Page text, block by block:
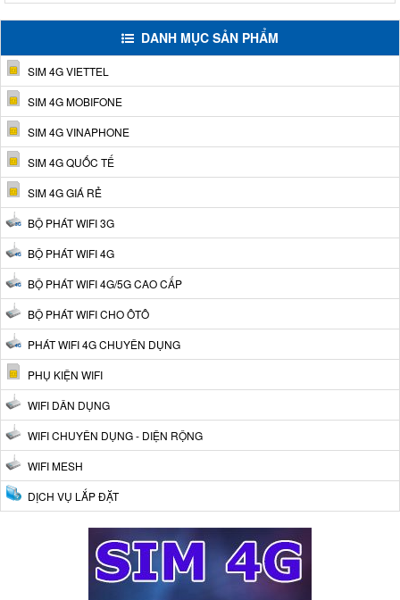
DANH MỤC SẢN PHẨM
SIM 4G VIETTEL
SIM 4G MOBIFONE
SIM 4G VINAPHONE
SIM 4G QUỐC TẾ
SIM 4G GIÁ RẺ
BỘ PHÁT WIFI 3G
BỘ PHÁT WIFI 4G
BỘ PHÁT WIFI 4G/5G CAO CẤP
BỘ PHÁT WIFI CHO ÔTÔ
PHÁT WIFI 4G CHUYÊN DỤNG
PHỤ KIỆN WIFI
WIFI DÂN DỤNG
WIFI CHUYÊN DỤNG - DIỆN RỘNG
WIFI MESH
DỊCH VỤ LẮP ĐẶT